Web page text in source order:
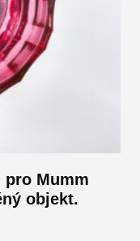
Mumm
objekt.